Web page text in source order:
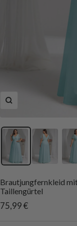
Zoom
Brautjungfernkleid
Taillengürtel
Angebotspreis
75,99 €